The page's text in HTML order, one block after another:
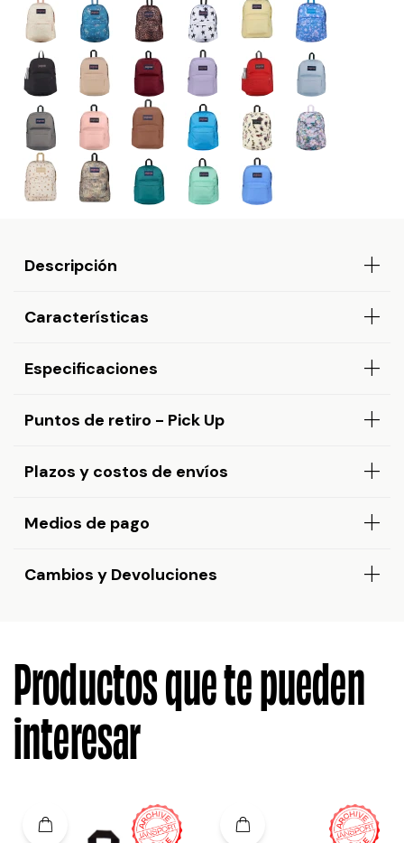
Descripción
Características
Especificaciones
Puntos de retiro - Pick Up
Plazos y costos de envíos
Medios de pago
Cambios y Devoluciones
Productos que te pueden
interesar